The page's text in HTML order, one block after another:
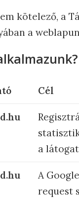
kötelező, a
a
Cél
a
A
request